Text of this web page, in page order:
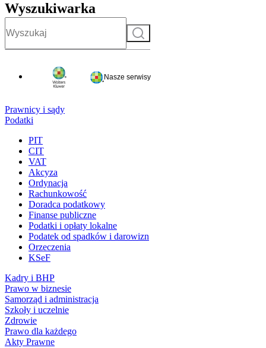
Wyszukiwarka
Szukaj
Nasze serwisy
Prawnicy i sądy
Podatki
PIT
CIT
VAT
Akcyza
Ordynacja
Rachunkowość
Doradca podatkowy
Finanse publiczne
Podatki i opłaty lokalne
Podatek od spadków i darowizn
Orzeczenia
KSeF
Kadry i BHP
Prawo w biznesie
Samorząd i administracja
Szkoły i uczelnie
Zdrowie
Prawo dla każdego
Akty Prawne